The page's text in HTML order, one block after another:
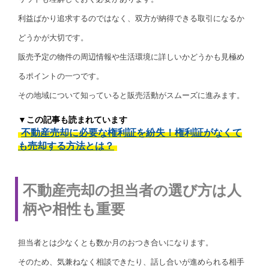
利益ばかり追求するのではなく、双方が納得できる取引になるか
どうかが大切です。
販売予定の物件の周辺情報や生活環境に詳しいかどうかも見極め
るポイントの一つです。
その地域について知っていると販売活動がスムーズに進みます。
▼この記事も読まれています
不動産売却に必要な権利証を紛失！権利証がなくて
も売却する方法とは？
不動産売却の担当者の選び方は人
柄や相性も重要
担当者とは少なくとも数か月のおつき合いになります。
そのため、気兼ねなく相談できたり、話し合いが進められる相手